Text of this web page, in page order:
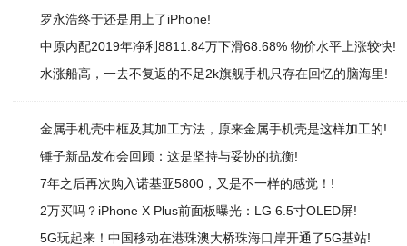
罗永浩终于还是用上了iPhone!
中原内配2019年净利8811.84万下滑68.68% 物价水平上涨较快!
水涨船高，一去不复返的不足2k旗舰手机只存在回忆的脑海里!
金属手机壳中框及其加工方法，原来金属手机壳是这样加工的!
锤子新品发布会回顾：这是坚持与妥协的抗衡!
7年之后再次购入诺基亚5800，又是不一样的感觉！!
2万买吗？iPhone X Plus前面板曝光：LG 6.5寸OLED屏!
5G玩起来！中国移动在港珠澳大桥珠海口岸开通了5G基站!